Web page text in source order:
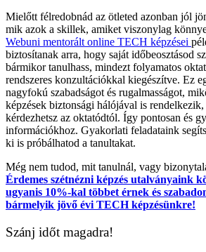
Mielőtt félredobnád az ötleted azonban jól
mik azok a skillek, amiket viszonylag
Webuni mentorált online TECH képzései
biztosítanak arra, hogy saját időbeosztásod
bármikor tanulhass, mindezt folyamatos
rendszeres konzultációkkal kiegészítve. Ez
nagyfokú szabadságot és rugalmasságot,
képzések biztonsági hálójával is
kérdezhetsz az oktatódtól. Így pontosan és
információkhoz. Gyakorlati feladataink
ki is próbálhatod a tanultakat.
Még nem tudod, mit tanulnál, vagy
Érdemes szétnézni képzés utalványaink
ugyanis 10%-kal többet érnek és
bármelyik jövő évi TECH képzésünkre!
Szánj időt magadra!